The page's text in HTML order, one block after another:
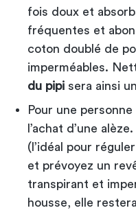
fois doux et
fréquentes et
coton doublé de
imperméables.
du pipi sera ainsi
Pour une
l’achat d’une
(l’idéal pour
et prévoyez un
transpirant et
housse, elle